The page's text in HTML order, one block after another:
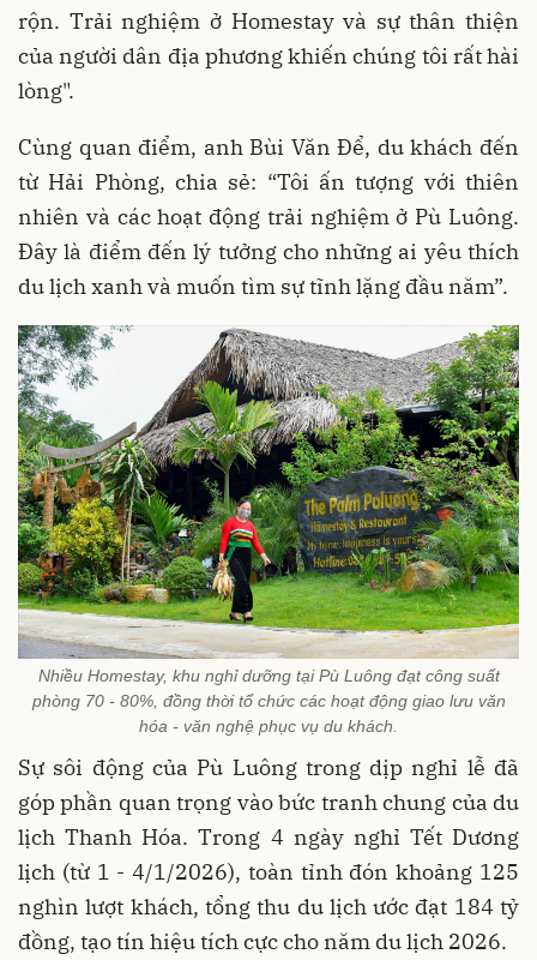
rộn. Trải nghiệm ở Homestay và sự thân thiện
của người dân địa phương khiến chúng tôi rất hài
lòng".
Cùng quan điểm, anh Bùi Văn Để, du khách đến
từ Hải Phòng, chia sẻ: “Tôi ấn tượng với thiên
nhiên và các hoạt động trải nghiệm ở Pù Luông.
Đây là điểm đến lý tưởng cho những ai yêu thích
du lịch xanh và muốn tìm sự tĩnh lặng đầu năm”.
Nhiều Homestay, khu nghỉ dưỡng tại Pù Luông đạt công suất
phòng 70 - 80%, đồng thời tổ chức các hoạt động giao lưu văn
hóa - văn nghệ phục vụ du khách.
Sự sôi động của Pù Luông trong dịp nghỉ lễ đã
góp phần quan trọng vào bức tranh chung của du
lịch Thanh Hóa. Trong 4 ngày nghỉ Tết Dương
lịch (từ 1 - 4/1/2026), toàn tỉnh đón khoảng 125
nghìn lượt khách, tổng thu du lịch ước đạt 184 tỷ
đồng, tạo tín hiệu tích cực cho năm du lịch 2026.